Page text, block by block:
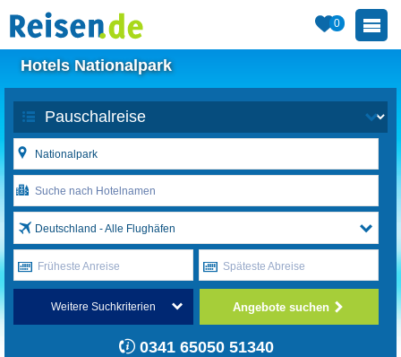
0
Hotels Nationalpark
Deutschland - Alle Flughäfen
Früheste Anreise Späteste Abreise
Weitere Suchkriterien Angebote suchen
0341 65050 51340